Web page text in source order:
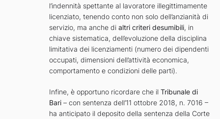
l’indennità spettante al lavoratore illegittimamente
licenziato, tenendo conto non solo dell’anzianità di
servizio, ma anche di altri criteri desumibili, in
chiave sistematica, dell’evoluzione della disciplina
limitativa dei licenziamenti (numero dei dipendenti
occupati, dimensioni dell’attività economica,
comportamento e condizioni delle parti).
Infine, è opportuno ricordare che il Tribunale di
Bari – con sentenza dell’11 ottobre 2018, n. 7016 –
ha anticipato il deposito della sentenza della Corte